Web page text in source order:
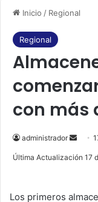
Inicio / Regional
Regional
con más
administrador
e
a
Última Actualización 17
Los primeros